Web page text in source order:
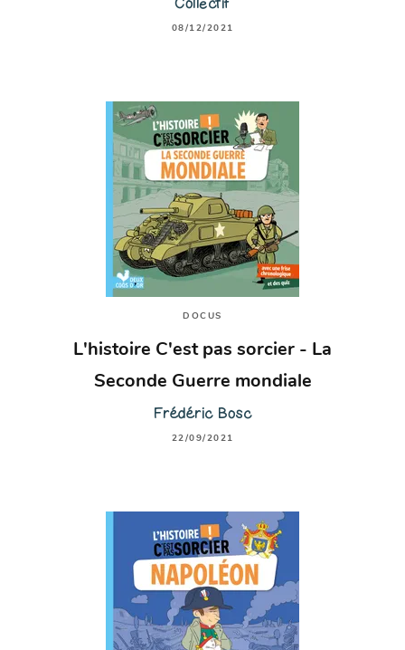
08/12/2021
DOCUS
L'histoire C'est pas sorcier - La
Seconde Guerre mondiale
Frédéric Bosc
22/09/2021